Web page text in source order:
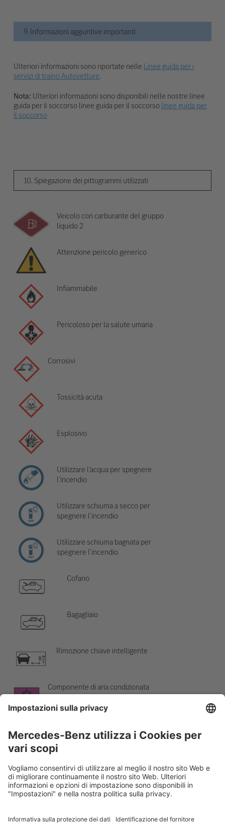
9. Informazioni aggiuntive importanti
Ulteriori informazioni sono riportate nelle Linee guida per i
servizi di traino Autovetture.
Nota: Ulteriori informazioni sono disponibili nelle nostre linee
guida per il soccorso linee guida per il soccorsolinee guida per
il soccorso
10. Spiegazione dei pittogrammi utilizzati
Veicolo con carburante del gruppo
liquido 2
Attenzione pericolo generico
Infiammabile
Pericoloso per la salute umana
Corrosivi
Tossicità acuta
Esplosivo
Utilizzare l'acqua per spegnere
l'incendio
Utilizzare schiuma a secco per
spegnere l'incendio
Utilizzare schiuma bagnata per
spegnere l'incendio
Cofano
Bagagliaio
Rimozione chiave intelligente
Componente di aria condizionata